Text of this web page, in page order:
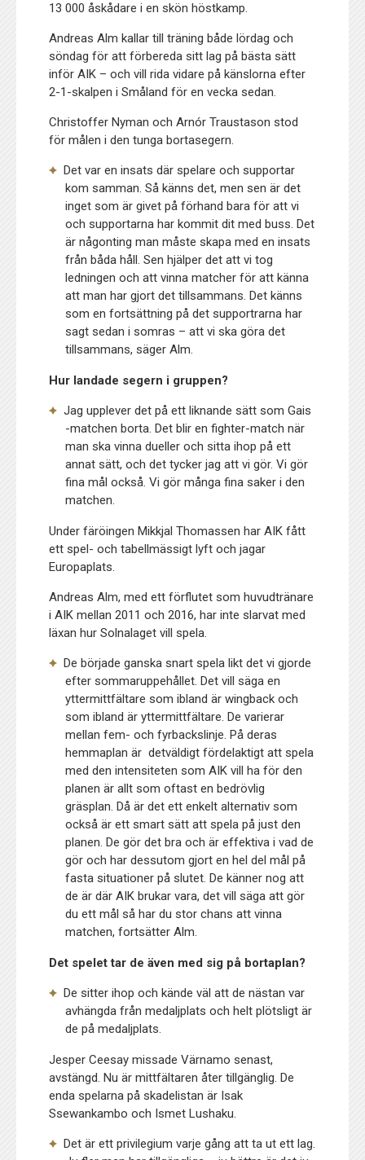
13 000 åskådare i en skön höstkamp.
Andreas Alm kallar till träning både lördag och
söndag för att förbereda sitt lag på bästa sätt
inför AIK – och vill rida vidare på känslorna efter
2-1-skalpen i Småland för en vecka sedan.
Christoffer Nyman och Arnór Traustason stod
för målen i den tunga bortasegern.
Det var en insats där spelare och supportar
kom samman. Så känns det, men sen är det
inget som är givet på förhand bara för att vi
och supportarna har kommit dit med buss. Det
är någonting man måste skapa med en insats
från båda håll. Sen hjälper det att vi tog
ledningen och att vinna matcher för att känna
att man har gjort det tillsammans. Det känns
som en fortsättning på det supportrarna har
sagt sedan i somras – att vi ska göra det
tillsammans, säger Alm.
Hur landade segern i gruppen?
Jag upplever det på ett liknande sätt som Gais
-matchen borta. Det blir en fighter-match när
man ska vinna dueller och sitta ihop på ett
annat sätt, och det tycker jag att vi gör. Vi gör
fina mål också. Vi gör många fina saker i den
matchen.
Under färöingen Mikkjal Thomassen har AIK fått
ett spel- och tabellmässigt lyft och jagar
Europaplats.
Andreas Alm, med ett förflutet som huvudtränare
i AIK mellan 2011 och 2016, har inte slarvat med
läxan hur Solnalaget vill spela.
De började ganska snart spela likt det vi gjorde
efter sommaruppehållet. Det vill säga en
yttermittfältare som ibland är wingback och
som ibland är yttermittfältare. De varierar
mellan fem- och fyrbackslinje. På deras
hemmaplan är detväldigt fördelaktigt att spela
med den intensiteten som AIK vill ha för den
planen är allt som oftast en bedrövlig
gräsplan. Då är det ett enkelt alternativ som
också är ett smart sätt att spela på just den
planen. De gör det bra och är effektiva i vad de
gör och har dessutom gjort en hel del mål på
fasta situationer på slutet. De känner nog att
de är där AIK brukar vara, det vill säga att gör
du ett mål så har du stor chans att vinna
matchen, fortsätter Alm.
Det spelet tar de även med sig på bortaplan?
De sitter ihop och kände väl att de nästan var
avhängda från medaljplats och helt plötsligt är
de på medaljplats.
Jesper Ceesay missade Värnamo senast,
avstängd. Nu är mittfältaren åter tillgänglig. De
enda spelarna på skadelistan är Isak
Ssewankambo och Ismet Lushaku.
Det är ett privilegium varje gång att ta ut ett lag.